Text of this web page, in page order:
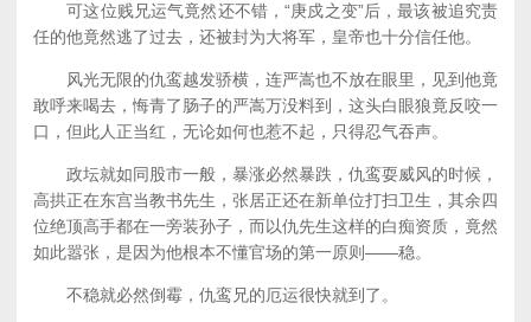
可这位贱兄运气竟然还不错，“庚戍之变”后，最该被追究责
任的他竟然逃了过去，还被封为大将军，皇帝也十分信任他。
风光无限的仇鸾越发骄横，连严嵩也不放在眼里，见到他竟
敢呼来喝去，悔青了肠子的严嵩万没料到，这头白眼狼竟反咬一
口，但此人正当红，无论如何也惹不起，只得忍气吞声。
政坛就如同股市一般，暴涨必然暴跌，仇鸾耍威风的时候，
高拱正在东宫当教书先生，张居正还在新单位打扫卫生，其余四
位绝顶高手都在一旁装孙子，而以仇先生这样的白痴资质，竟然
如此嚣张，是因为他根本不懂官场的第一原则——稳。
不稳就必然倒霉，仇鸾兄的厄运很快就到了。